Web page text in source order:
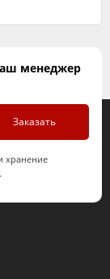
менеджер
Заказать
хранение